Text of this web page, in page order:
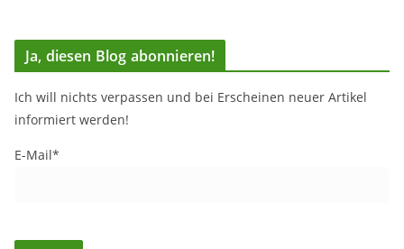
Ja, diesen Blog abonnieren!
Ich will nichts verpassen und bei Erscheinen neuer Artikel
informiert werden!
E-Mail*